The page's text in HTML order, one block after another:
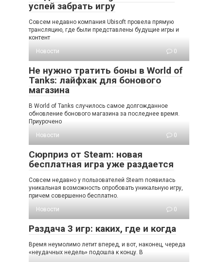
успей забрать игру
Совсем недавно компания Ubisoft провела прямую
трансляцию, где были представлены будущие игры и
контент
Новости
0
Не нужно тратить боны в World of
Tanks: лайфхак для бонового
магазина
В World of Tanks случилось самое долгожданное
обновление бонового магазина за последнее время.
Приурочено
Новости
0
Сюрприз от Steam: новая
бесплатная игра уже раздается
Совсем недавно у пользователей Steam появилась
уникальная возможность опробовать уникальную игру,
причем совершенно бесплатно.
Новости
0
Раздача 3 игр: каких, где и когда
Время неумолимо летит вперед, и вот, наконец, череда
«неудачных недель» подошла к концу. В